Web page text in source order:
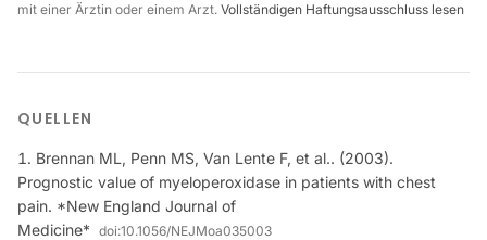
mit einer Ärztin oder einem Arzt. Vollständigen Haftungsausschluss lesen
QUELLEN
Brennan ML, Penn MS, Van Lente F, et al.. (2003).
Prognostic value of myeloperoxidase in patients with chest
pain. *New England Journal of
Medicine* doi:10.1056/NEJMoa035003